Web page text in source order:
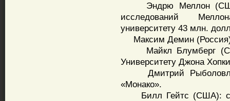
Эндрю Меллон (США):
исследований
университету 43 млн.
Максим Демин
Майкл Блумберг
Университету Джона
Дмитрий
«Монако».
Билл Гейтс (США):